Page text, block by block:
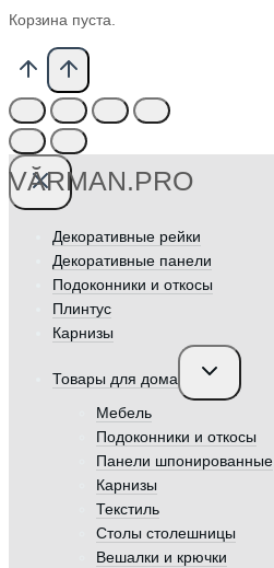
Корзина пуста.
VӐRMAN.PRO
Декоративные рейки
Декоративные панели
Подоконники и откосы
Плинтус
Карнизы
Товары для дома
Переключить
дочернее
Мебель
Подоконники и откосы
Панели шпонированные
Карнизы
Текстиль
Столы столешницы
Вешалки и крючки